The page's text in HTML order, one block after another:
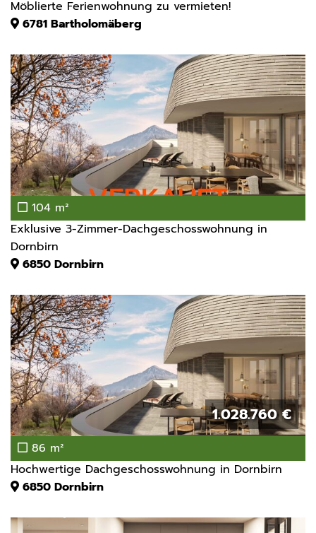
Möblierte Ferienwohnung zu vermieten!
6781 Bartholomäberg
104 m²
Exklusive 3-Zimmer-Dachgeschosswohnung in
Dornbirn
6850 Dornbirn
1.028.760 €
86 m²
Hochwertige Dachgeschosswohnung in Dornbirn
6850 Dornbirn